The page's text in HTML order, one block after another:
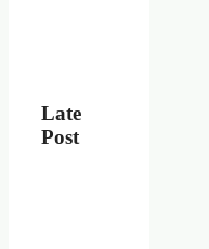
Late
Post